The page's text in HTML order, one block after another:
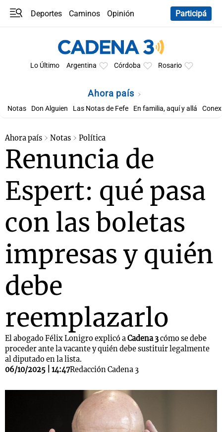
Deportes Caminos
Opinión
Participá
Lo Último Argentina Córdoba Rosario
Ahora país
Notas Don Alguien Las Notas de Fefe En familia, aquí y allá
Ahora país Notas Política
Renuncia de
Espert: qué pasa
con las boletas
impresas y quién
debe
reemplazarlo
El abogado Félix Lonigro explicó aCadena 3cómo se debe
proceder ante la vacante y quién debe sustituir legalmente
al diputado en la lista.
06/10/2025 | 14:47Redacción Cadena 3